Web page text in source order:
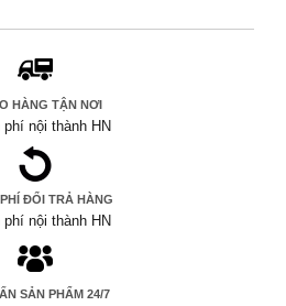
HÀNG TẬN NƠI
phí nội thành HN
ĐỔI TRẢ HÀNG
phí nội thành HN
SẢN PHẨM 24/7